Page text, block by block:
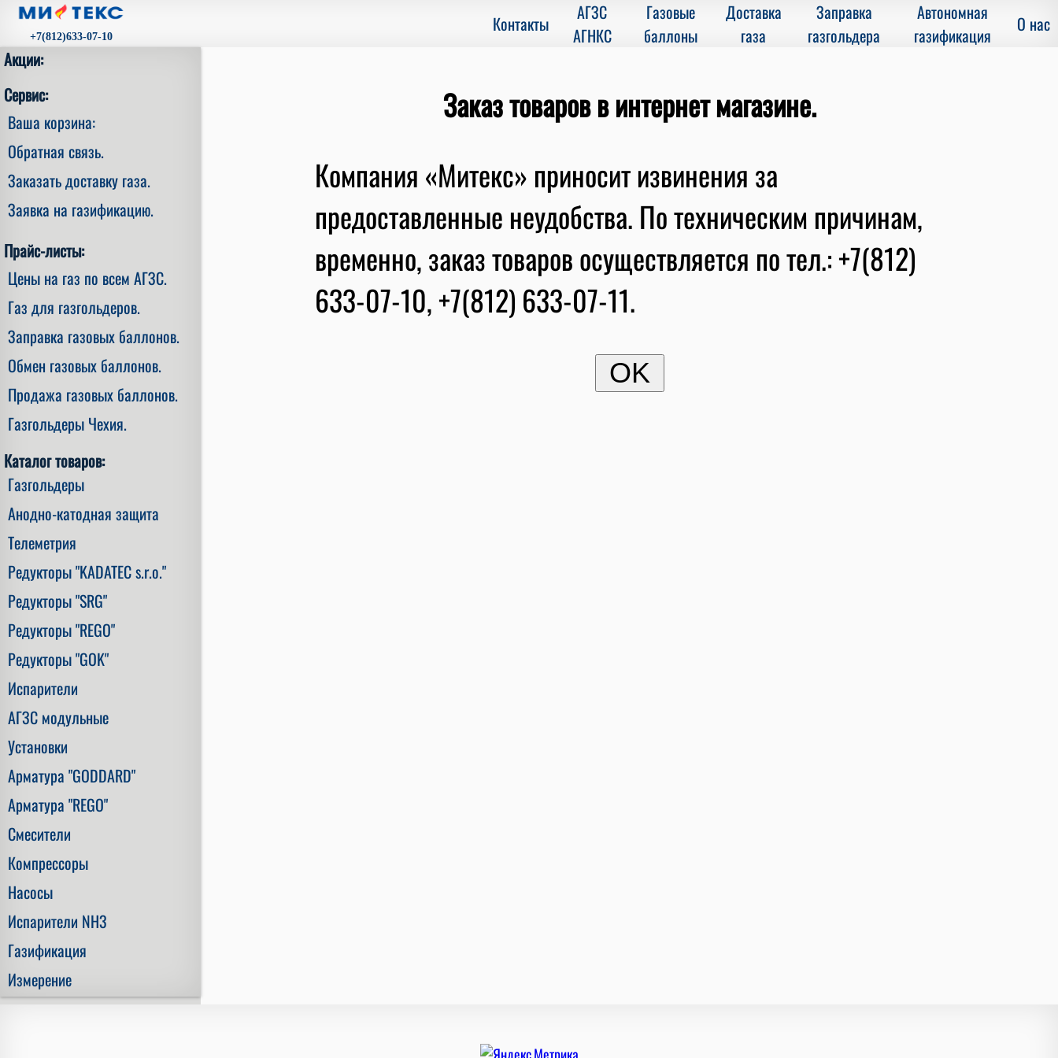
+7(812)633-07-10
Контакты
АГЗС
АГНКС
Газовые
баллоны
Доставка
газа
Заправка
газгольдера
Автономная
газификация
О нас
Заказ товаров в интернет магазине.
Компания «Митекс» приносит извинения за
предоставленные неудобства. По техническим причинам,
временно, заказ товаров осуществляется по тел.: +7(812)
633-07-10, +7(812) 633-07-11.
Акции:
Сервис:
Ваша корзина:
Обратная связь.
Заказать доставку газа.
Заявка на газификацию.
Прайс-листы:
Цены на газ по всем АГЗС.
Газ для газгольдеров.
Заправка газовых баллонов.
Обмен газовых баллонов.
Продажа газовых баллонов.
Газгольдеры Чехия.
Каталог товаров:
Газгольдеры
Анодно-катодная защита
Телеметрия
Редукторы "KADATEC s.r.o."
Редукторы "SRG"
Редукторы "REGO"
Редукторы "GOK"
Испарители
АГЗС модульные
Установки
Арматура "GODDARD"
Арматура "REGO"
Смесители
Компрессоры
Насосы
Испарители NH3
Газификация
Измерение